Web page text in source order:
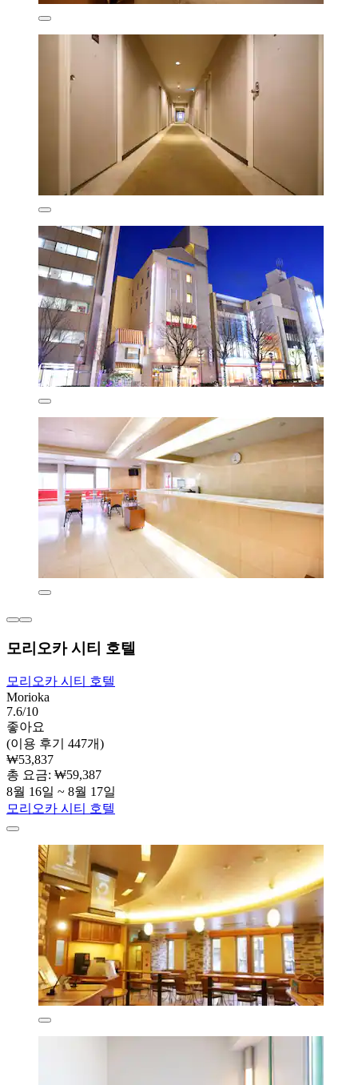
모리오카 시티 호텔
모리오카 시티 호텔
Morioka
7.6/10
좋아요
(이용 후기 447개)
₩53,837
총 요금: ₩59,387
8월 16일 ~ 8월 17일
모리오카 시티 호텔